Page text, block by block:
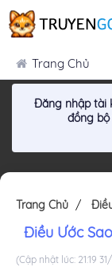
Trang Chủ
Đăng nhập tài
đồng
Trang Chủ
Điều Ước
(Cập nhật lúc: 21:19